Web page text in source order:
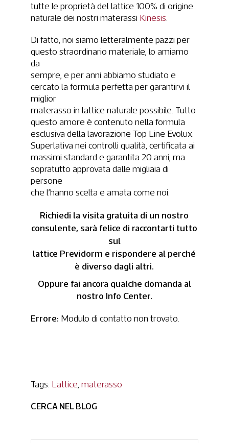
tutte le proprietà del lattice 100% di origine
naturale dei nostri materassi Kinesis
Di fatto, noi siamo letteralmente pazzi per
questo straordinario materiale, lo amiamo
da
sempre, e per anni abbiamo studiato e
cercato la formula perfetta per garantirvi il
miglior
materasso in lattice naturale possibile. Tutto
questo amore è contenuto nella formula
esclusiva della lavorazione Top Line Evolux.
Superlativa nei controlli qualità, certificata ai
massimi standard e garantita 20 anni, ma
sopratutto approvata dalle migliaia di
persone
che l’hanno scelta e amata come noi.
Richiedi la visita gratuita di un nostro
consulente, sarà felice di raccontarti tutto
sul
lattice Previdorm e rispondere al perché
è diverso dagli altri.
Oppure fai ancora qualche domanda al
nostro Info Center.
Errore: Modulo di contatto non trovato.
Tags: Lattice materasso
CERCA NEL BLOG